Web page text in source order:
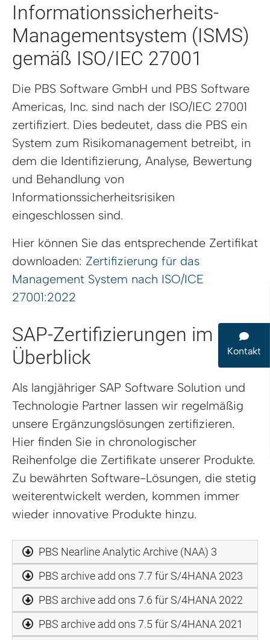
Informationssicherheits-
Managementsystem (ISMS)
gemäß ISO/IEC 27001
Die PBS Software GmbH und PBS Software
Americas, Inc. sind nach der ISO/IEC 27001
zertifiziert. Dies bedeutet, dass die PBS ein
System zum Risikomanagement betreibt, in
dem die Identifizierung, Analyse, Bewertung
und Behandlung von
Informationssicherheitsrisiken
eingeschlossen sind.
Hier können Sie das entsprechende Zertifikat
downloaden: Zertifizierung für das
Management System nach ISO/ICE
27001:2022
SAP-Zertifizierungen im
Überblick
Als langjähriger SAP Software Solution und
Technologie Partner lassen wir regelmäßig
unsere Ergänzungslösungen zertifizieren.
Hier finden Sie in chronologischer
Reihenfolge die Zertifikate unserer Produkte.
Zu bewährten Software-Lösungen, die stetig
weiterentwickelt werden, kommen immer
wieder innovative Produkte hinzu.
PBS Nearline Analytic Archive (NAA) 3
PBS archive add ons 7.7 für S/4HANA 2023
PBS archive add ons 7.6 für S/4HANA 2022
PBS archive add ons 7.5 für S/4HANA 2021
Kontakt